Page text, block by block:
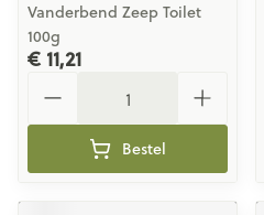
Vanderbend Zeep Toilet
100g
€ 11,21
Bestel